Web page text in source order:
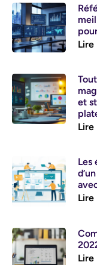
Lire
et
Lire
Les
Lire
Lire